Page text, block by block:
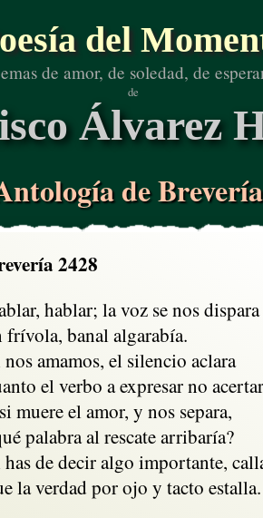
del
de amor, de soledad, de
de
Álvarez
de
2428
hablar; la voz se nos dispara
frívola, banal algarabía.
nos amamos, el silencio aclara
el verbo a expresar no
muere el amor, y nos separa,
palabra al rescate arribaría?
has de decir algo importante,
la verdad por ojo y tacto estalla.